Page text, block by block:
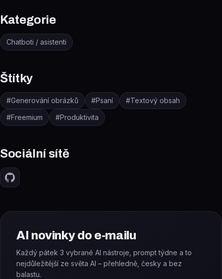
Kategorie
Chatboti / asistenti
Štítky
#Generování obrázků #Psaní #Textový obsah
#Freemium #Produktivita
Sociální sítě
AI novinky do e-mailu
Každý pátek 3 vybrané AI nástroje, prompt týdne a to
nejdůležitější ze světa AI – přehledně, česky a bez
balastu.